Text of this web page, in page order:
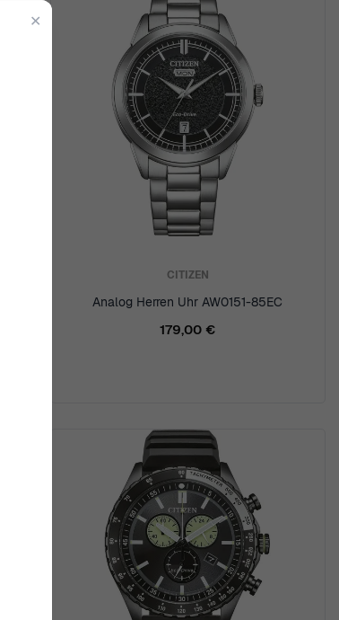
CITIZEN
Analog Herren Uhr AW0151-85EC
179,00 €
✕